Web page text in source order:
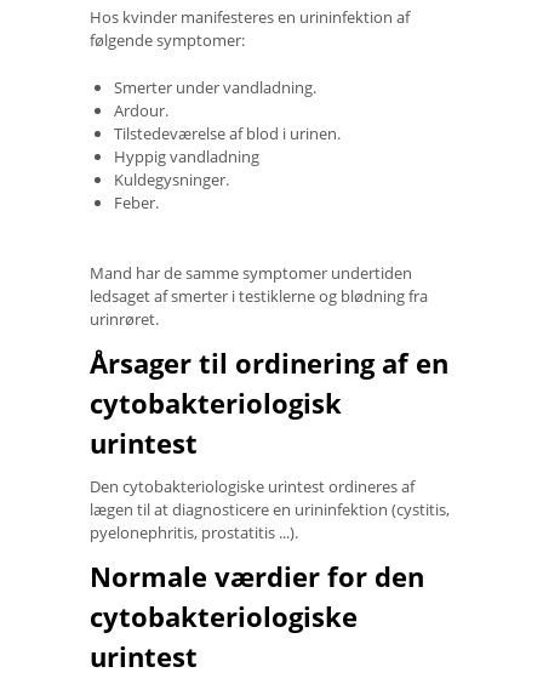
Hos kvinder manifesteres en urininfektion af
følgende symptomer:
Smerter under vandladning.
Ardour.
Tilstedeværelse af blod i urinen.
Hyppig vandladning
Kuldegysninger.
Feber.
Mand har de samme symptomer undertiden
ledsaget af smerter i testiklerne og blødning fra
urinrøret.
Årsager til ordinering af en
cytobakteriologisk
urintest
Den cytobakteriologiske urintest ordineres af
lægen til at diagnosticere en urininfektion (cystitis,
pyelonephritis, prostatitis ...).
Normale værdier for den
cytobakteriologiske
urintest